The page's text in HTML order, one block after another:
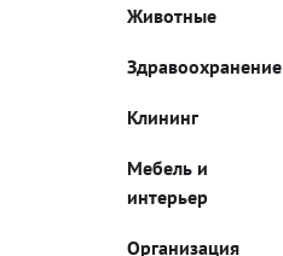
Животные
Здравоохранение
Клининг
Мебель и
интерьер
Организация